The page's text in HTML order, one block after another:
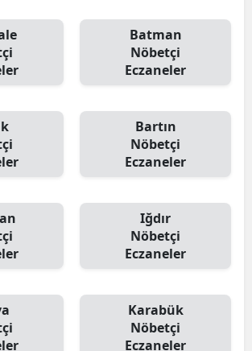
Batman
Nöbetçi
Eczaneler
Bartın
Nöbetçi
Eczaneler
Iğdır
Nöbetçi
Eczaneler
Karabük
Nöbetçi
Eczaneler